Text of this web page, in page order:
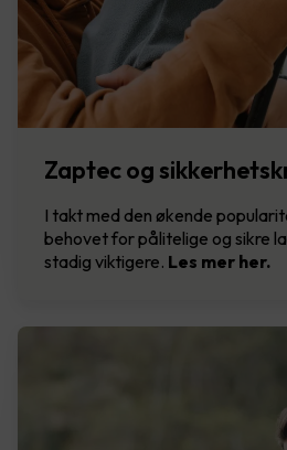
Zaptec og
I takt med den økende
behovet for pålitelige og sikre
stadig viktigere. Les mer her.